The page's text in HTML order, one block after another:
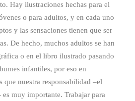
Hay ilustraciones hechas para el
o para adultos, y en cada uno
y las sensaciones tienen que ser
De hecho, muchos adultos se han
o en el libro ilustrado pasando
infantiles, por eso en
que nuestra responsabilidad –el
muy importante. Trabajar para